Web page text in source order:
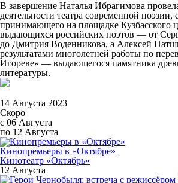
В завершение Наталья Ибрагимова
деятельности театра современной поэзии,
принимающего на площадке Кузбасского
выдающихся российских поэтов — от
до Дмитрия Воденникова, а Алексей
результатами многолетней работы по
Игореве» — выдающегося памятника
литературы.
14 Августа 2023
Скоро
с 06 Августа
по 12 Августа
Кинопремьеры в «Октябре»
Кинотеатр «Октябрь»
12 Августа